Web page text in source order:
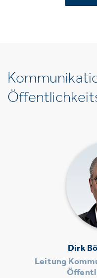
Dirk
Leitung